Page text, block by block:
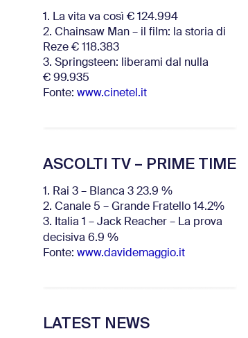
1. La vita va così € 124.994
2. Chainsaw Man – il film: la storia di
Reze € 118.383
3. Springsteen: liberami dal nulla
€ 99.935
Fonte: www.cinetel.it
ASCOLTI TV – PRIME TIME
1. Rai 3 – Blanca 3 23.9 %
2. Canale 5 – Grande Fratello 14.2%
3. Italia 1 – Jack Reacher – La prova
decisiva 6.9 %
Fonte: www.davidemaggio.it
LATEST NEWS